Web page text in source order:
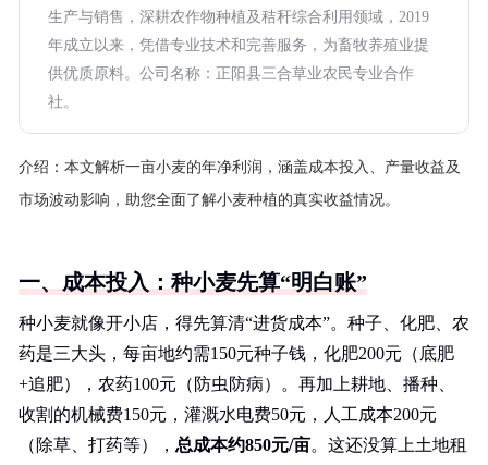
生产与销售，深耕农作物种植及秸秆综合利用领域，2019
年成立以来，凭借专业技术和完善服务，为畜牧养殖业提
供优质原料。公司名称：正阳县三合草业农民专业合作
社。
介绍： 本文解析一亩小麦的年净利润，涵盖成本投入、产量收益及
市场波动影响，助您全面了解小麦种植的真实收益情况。
一、成本投入：种小麦先算“明白账”
种小麦就像开小店，得先算清“进货成本”。种子、化肥、农
药是三大头，每亩地约需150元种子钱，化肥200元（底肥
+追肥），农药100元（防虫防病）。再加上耕地、播种、
收割的机械费150元，灌溉水电费50元，人工成本200元
（除草、打药等）， 总成本约850元/亩。这还没算上土地租